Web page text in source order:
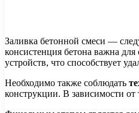
Заливка бетонной смеси —
консистенция бетона важна
устройств, что способствует
Необходимо также соблюдать
конструкции. В зависимости от